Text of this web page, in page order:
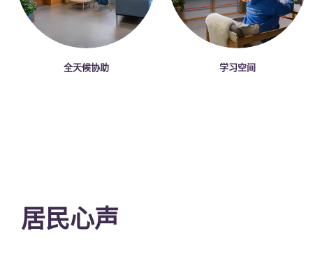
全天候协助 学习空间
居民心声